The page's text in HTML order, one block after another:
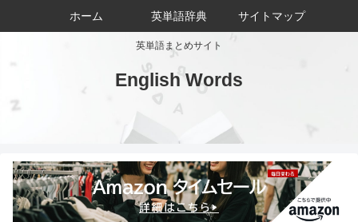
英単語まとめサイト
English Words
ホーム 英単語辞典 サイトマップ